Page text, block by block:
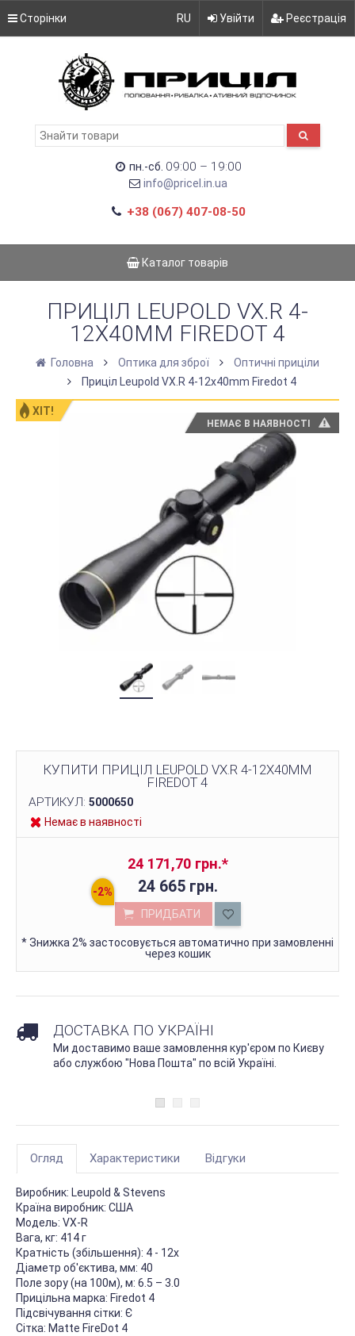
Сторінки RU Увійти Реєстрація
пн.-сб. 09:00 – 19:00
info@pricel.in.ua
+38 (067) 407-08-50
Каталог товарів
ПРИЦІЛ LEUPOLD VX.R 4-
12X40MM FIREDOT 4
Головна Оптика для зброї
Оптичні приціли
Приціл Leupold VX.R 4-12x40mm Firedot 4
ХІТ!
НЕМАЄ В НАЯВНОСТІ
КУПИТИ ПРИЦІЛ LEUPOLD VX.R 4-12X40MM
FIREDOT 4
АРТИКУЛ: 5000650
Немає в наявності
24 171,70 грн.*
24 665 грн.
ПРИДБАТИ
*Знижка 2% застосовується автоматично при замовленні
через кошик
ДОСТАВКА ПО УКРАЇНІ
Ми доставимо ваше замовлення кур'єром по Києву
або службою "Нова Пошта" по всій Україні.
Огляд Характеристики Відгуки
Виробник: Leupold & Stevens
Країна виробник: США
Модель: VX-R
Вага, кг: 414 г
Кратність (збільшення): 4 - 12х
Діаметр об'єктива, мм: 40
Поле зору (на 100м), м: 6.5 – 3.0
Прицільна марка: Firedot 4
Підсвічування сітки: Є
Сітка: Matte FireDot 4